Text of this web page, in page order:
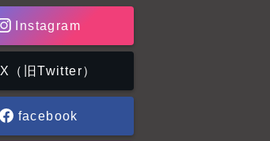
Instagram
X（旧Twitter）
facebook